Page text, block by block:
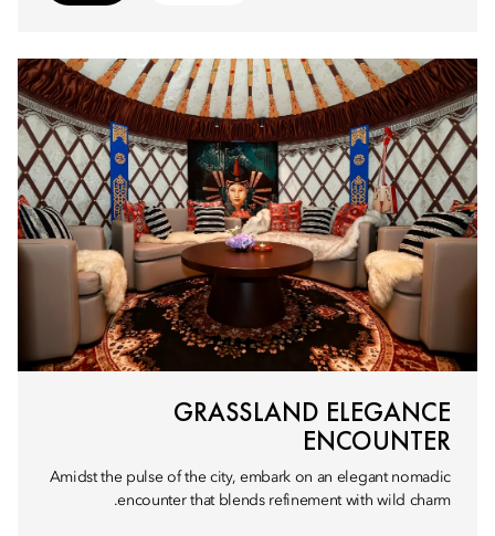
GRASSLAND ELEGANCE
ENCOUNTER
Amidst the pulse of the city, embark on an elegant nomadic
encounter that blends refinement with wild charm.